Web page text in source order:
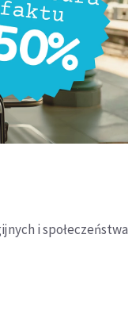
i społeczeństwa